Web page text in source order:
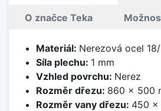
O značce Teka
Materiál: Nerezová ocel 18/
Síla plechu: 1 mm
Vzhled povrchu: Nerez
Rozměr dřezu: 860 x 500
Rozměr vany dřezu: 450 x